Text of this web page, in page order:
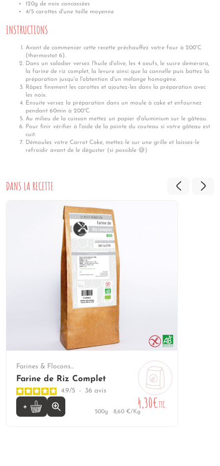
120g de noix concassées
4/5 carottes d'une taille moyenne
INSTRUCTIONS
Avant de commencer cette recette préchauffez votre four à 200°C
(thermostat 6).
Dans un saladier versez l'huile d'olive, les 4 oeufs, le sucre demerara,
la farine de riz complet, la levure ainsi que la cannelle puis battez la
préparation jusqu'a l'obtention d'un mélange homogène.
Râpez finement les carottes et ajoutez-les dans la préparation avec
les noix.
Ensuite versez la préparation dans un moule à cake et enfournez
pendant 60min à 200°C.
Au milieu de la cuisson mettez un papier d'aluminium sur le gâteau.
Pour finir vérifier à l'aide de la pointe du couteau si votre gâteau est
cuit.
Démoulez votre Carrot Cake, mettez-le sur une grille et laissez-le
refroidir avant de le déguster (si possible 😅)
DANS LA RECETTE
Farines & Flocons...
Farine de Riz Complet
4.9/5 - 36 avis
4,30€TTC.
500g 8,60 €/Kg